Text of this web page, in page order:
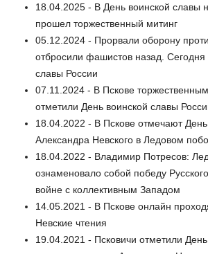
18.04.2025 - В День воинской славы
прошел торжественный митинг
05.12.2024 - Прорвали оборону
отбросили фашистов назад. Сегодня
славы России
07.11.2024 - В Пскове
отметили День воинской славы
18.04.2022 - В Пскове отмечают
Александра Невского в Ледовом
18.04.2022 - Владимир Потресов:
ознаменовало собой победу
войне с коллективным Западом
14.05.2021 - В Пскове онлайн
Невские чтения
19.04.2021 - Псковичи отметили